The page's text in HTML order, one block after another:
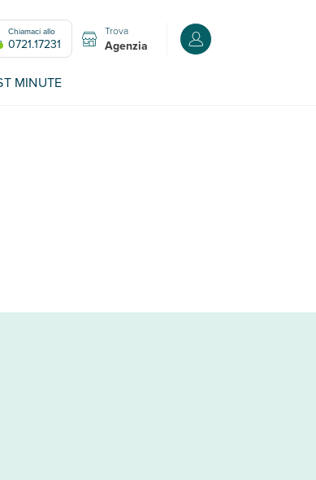
Chiamaci allo
0721.17231
Trova
Agenzia Accedi o registrati
MINUTE